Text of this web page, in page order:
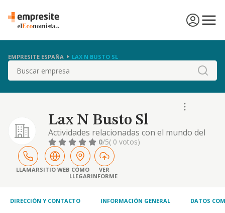
EMPRESITE ESPAÑA LAX N BUSTO SL
Buscar
Lax N Busto Sl
Actividades relacionadas con el mundo del
espectaculo. ya sean de ambito audiovisual;
musical o cualquier otro medio de
manifestacion artistica
0/5( 0 votos)
LLAMARSITIO WEB CÓMO
LLEGAR
VER
INFORME
DIRECCIÓN Y CONTACTO INFORMACIÓN GENERAL DATOS